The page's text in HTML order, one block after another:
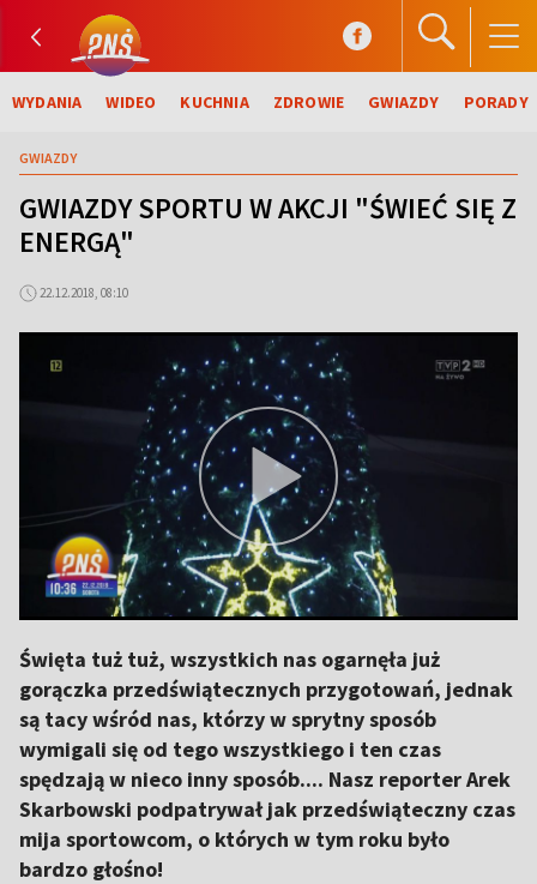
WYDANIA WIDEO KUCHNIA ZDROWIE GWIAZDY PORADY
GWIAZDY
GWIAZDY SPORTU W AKCJI "ŚWIEĆ SIĘ Z
ENERGĄ"
22.12.2018, 08:10
Święta tuż tuż, wszystkich nas ogarnęła już
gorączka przedświątecznych przygotowań, jednak
są tacy wśród nas, którzy w sprytny sposób
wymigali się od tego wszystkiego i ten czas
spędzają w nieco inny sposób.... Nasz reporter Arek
Skarbowski podpatrywał jak przedświąteczny czas
mija sportowcom, o których w tym roku było
bardzo głośno!